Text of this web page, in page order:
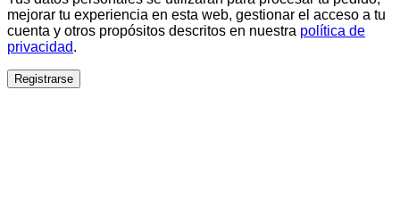
mejorar tu experiencia en esta web, gestionar el acceso a tu
cuenta y otros propósitos descritos en nuestra política de
privacidad.
Registrarse